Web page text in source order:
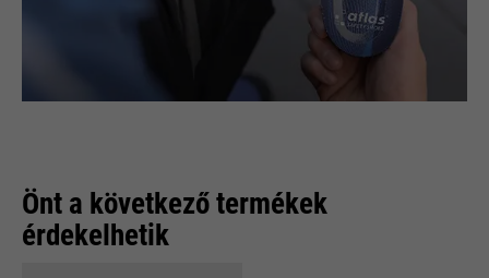
Önt a következő termékek
érdekelhetik